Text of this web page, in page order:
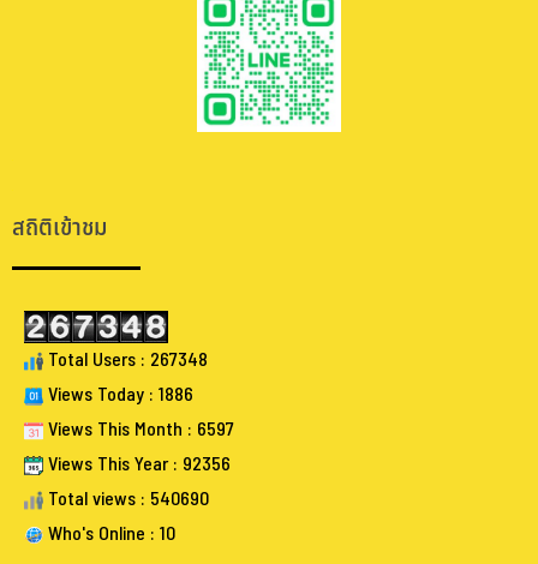
สถิติเข้าชม
Total Users : 267348
Views Today : 1886
Views This Month : 6597
Views This Year : 92356
Total views : 540690
Who's Online : 10